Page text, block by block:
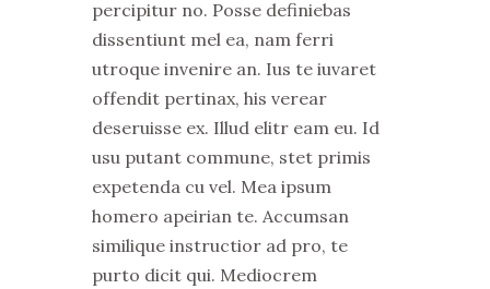
percipitur no. Posse definiebas
dissentiunt mel ea, nam ferri
utroque invenire an. Ius te iuvaret
offendit pertinax, his verear
deseruisse ex. Illud elitr eam eu. Id
usu putant commune, stet primis
expetenda cu vel. Mea ipsum
homero apeirian te. Accumsan
similique instructior ad pro, te
purto dicit qui. Mediocrem